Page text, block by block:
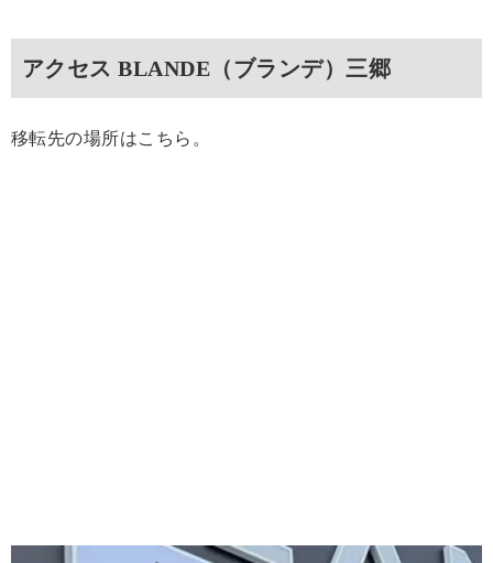
アクセス BLANDE（ブランデ）三郷
移転先の場所はこちら。